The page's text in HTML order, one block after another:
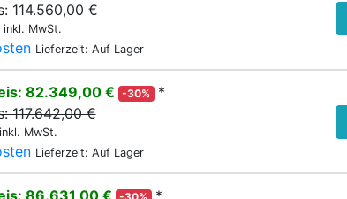
114.560,00 €
MwSt.
Lieferzeit: Auf Lager
82.349,00 € -30%
*
117.642,00 €
MwSt.
Lieferzeit: Auf Lager
86.631,00 € *